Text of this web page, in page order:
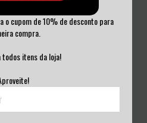
o cupom de 10% de desconto para
compra.
todos itens da loja!BRASILEIRO V...